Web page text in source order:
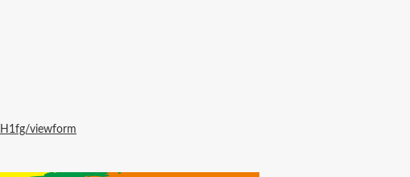
viewform